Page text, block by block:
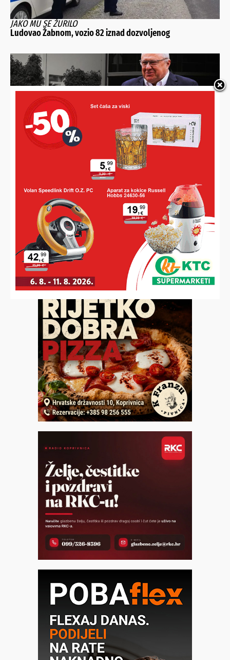
JAKO MU SE ŽURILO
Ludovao Žabnom, vozio 82 iznad dozvoljenog
PRIJETIO 31-GODIŠNJAKU DA ĆE UGROZITI NJEGOV ŽIVOT
Načelnik Bošnjak završio u pritvoru